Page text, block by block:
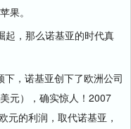
果。
，那么诺基亚的时代真
，诺基亚创下了欧洲公司
元），确实惊人！2007
元的利润，取代诺基亚，